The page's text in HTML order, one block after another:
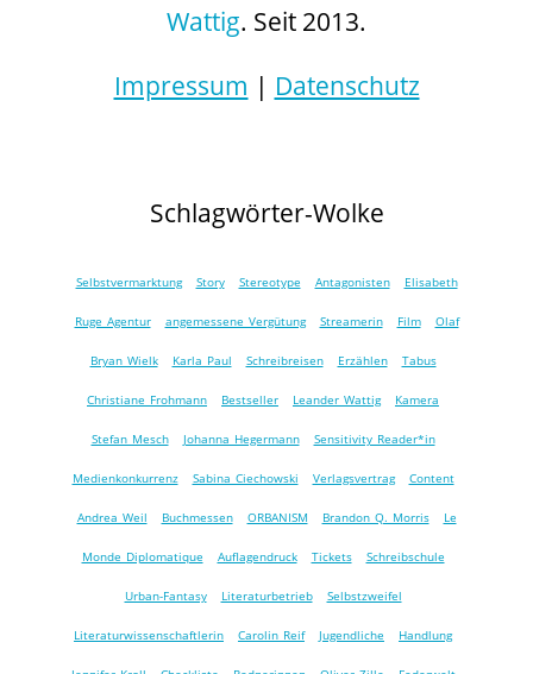
Wattig. Seit 2013.
Impressum | Datenschutz
Schlagwörter-Wolke
Selbstvermarktung Story Stereotype Antagonisten Elisabeth
Ruge Agentur angemessene Vergütung Streamerin Film Olaf
Bryan Wielk Karla Paul Schreibreisen Erzählen Tabus
Christiane Frohmann Bestseller Leander Wattig Kamera
Stefan Mesch Johanna Hegermann Sensitivity Reader*in
Medienkonkurrenz Sabina Ciechowski Verlagsvertrag Content
Andrea Weil Buchmessen ORBANISM Brandon Q. Morris Le
Monde Diplomatique Auflagendruck Tickets Schreibschule
Urban-Fantasy Literaturbetrieb Selbstzweifel
Literaturwissenschaftlerin Carolin Reif Jugendliche Handlung